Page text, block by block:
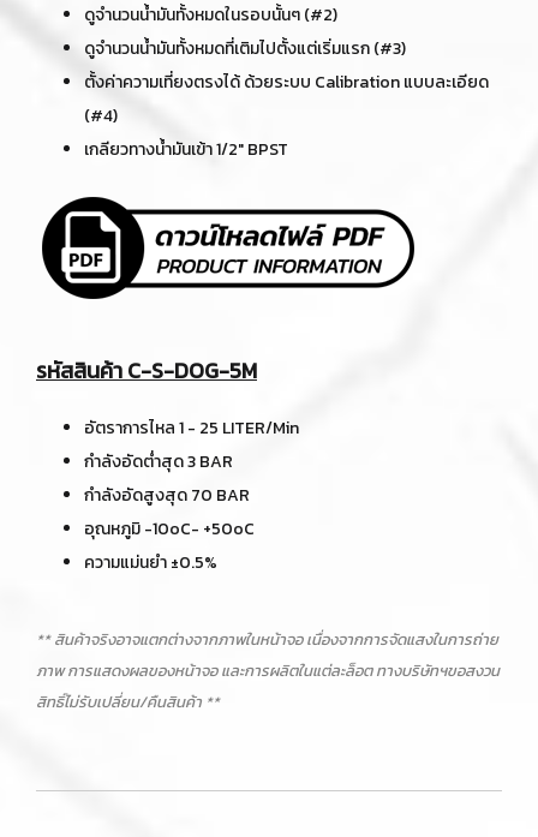
ดูจำนวนน้ำมันทั้งหมดในรอบนั้นๆ (#2)
ดูจำนวนน้ำมันทั้งหมดที่เติมไปตั้งแต่เริ่มแรก (#3)
ตั้งค่าความเที่ยงตรงได้ ด้วยระบบ Calibration แบบละเอียด
(#4)
เกลียวทางน้ำมันเข้า 1/2" BPST
รหัสสินค้า C-S-DOG-5M
อัตราการไหล 1 - 25 LITER/Min
กำลังอัดต่ำสุด 3 BAR
กำลังอัดสูงสุด 70 BAR
อุณหภูมิ -10oC- +50oC
ความแม่นยำ ±0.5%
** สินค้าจริงอาจแตกต่างจากภาพในหน้าจอ เนื่องจากการจัดแสงในการถ่าย
ภาพ การแสดงผลของหน้าจอ และการผลิตในแต่ละล็อต ทางบริษัทฯขอสงวน
สิทธิ์ไม่รับเปลี่ยน/คืนสินค้า **